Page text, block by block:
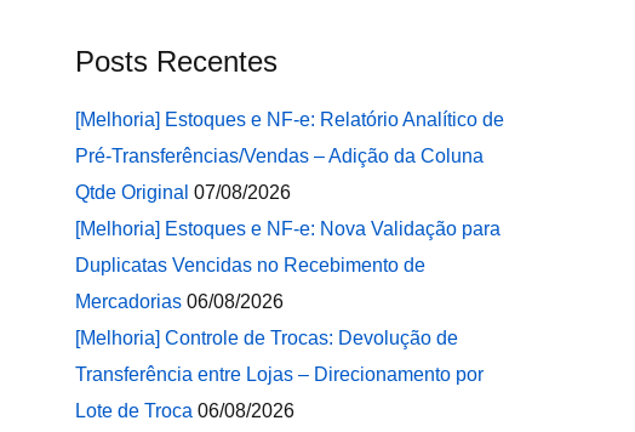
Posts Recentes
[Melhoria] Estoques e NF-e: Relatório Analítico de
Pré-Transferências/Vendas – Adição da Coluna
Qtde Original 07/08/2026
[Melhoria] Estoques e NF-e: Nova Validação para
Duplicatas Vencidas no Recebimento de
Mercadorias 06/08/2026
[Melhoria] Controle de Trocas: Devolução de
Transferência entre Lojas – Direcionamento por
Lote de Troca 06/08/2026